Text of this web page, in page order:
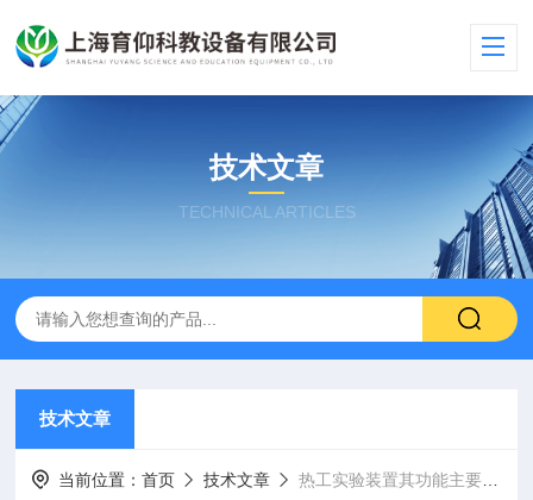
技术文章
TECHNICAL ARTICLES
技术文章
当前位置：首页 技术文章 热工实验装置其功能主要包括以下几个方面